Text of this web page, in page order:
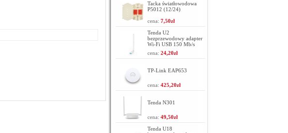
Tacka światłowodowa
P5012 (12/24)
cena: 7,50zł
Tenda U2
bezprzewodowy adapter
Wi-Fi USB 150 Mb/s
cena: 24,20zł
TP-Link EAP653
cena: 425,20zł
Tenda N301
cena: 49,50zł
Tenda U18